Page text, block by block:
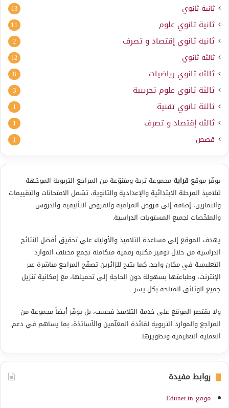
ثانية ثانوي 13
ثانية ثانوي علوم 11
ثانية ثانوي إقتصاد و تصرف 2
ثالثة ثانوي 12
ثالثة ثانوي رياضيات 8
ثالثة ثانوي علوم تجريبية 3
ثالثة ثانوي تقنية 1
ثالثة إقتصاد و تصرف 1
قصص 1
يوفّر موقع قرايةمجموعة ثرية ومتنوّعة من المراجع التربوية الموجّهة
لتلاميذ المرحلة الابتدائية والإعدادية والثانوية، تشمل الامتحانات والتقييمات
والتمارين، إضافة إلى فروض المراقبة والفروض التأليفية والدروس
والملخّصات لجميع المستويات الدراسية.
يهدف الموقع إلى مساعدة التلاميذ والأولياء على تحقيق أفضل النتائج
الدراسية من خلال توفير مكتبة رقمية متكاملة تجمع مختلف الموارد
التعليمية في مكان واحد. كما يتيح للزائرين تصفّح المراجع مباشرة عبر
الإنترنت، وطباعتها بسهولة دون الحاجة إلى تحميلها، مع إمكانية تنزيل
جميع الوثائق المتاحة بكل يسر.
ولا يقتصر الموقع على خدمة التلاميذ فحسب، بل يوفّر أيضاً مجموعة من
المراجع والموارد التربوية لفائدة المعلّمين والأساتذة، بما يساهم في دعم
العملية التعليمية وتطويرها.
روابط مفيدة
موقع Edunet.tn